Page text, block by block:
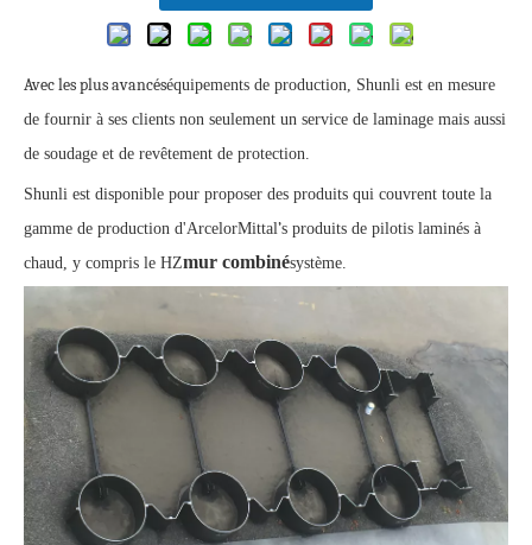
Avec les plus avancéséquipements de production, Shunli est en mesure
de fournir à ses clients non seulement un service de laminage mais aussi
de soudage et de revêtement de protection.
Shunli est disponible pour proposer des produits qui couvrent toute la
gamme de production d'ArcelorMittal’s produits de pilotis laminés à
chaud, y compris le HZmur combinésystème.